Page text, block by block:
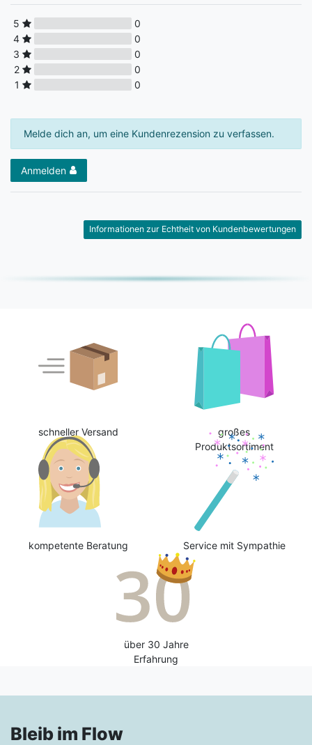
5
0
4
0
3
0
2
0
1
0
Melde dich an, um eine Kundenrezension zu verfassen.
Anmelden
Informationen zur Echtheit von Kundenbewertungen
schneller Versand
großes
Produktsortiment
kompetente Beratung Service mit Sympathie
über 30 Jahre
Erfahrung
Bleib im Flow